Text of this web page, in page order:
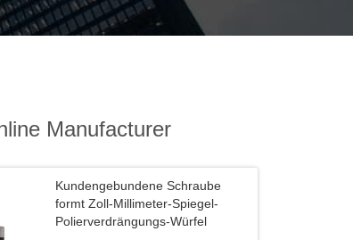
Manufacturer
Kundengebundene Schraube
formt Zoll-Millimeter-Spiegel-
Polierverdrängungs-Würfel